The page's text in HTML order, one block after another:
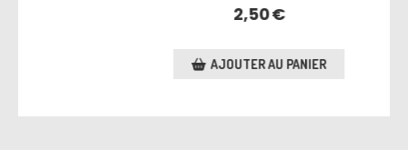
€
AJOUTER AU PANIER